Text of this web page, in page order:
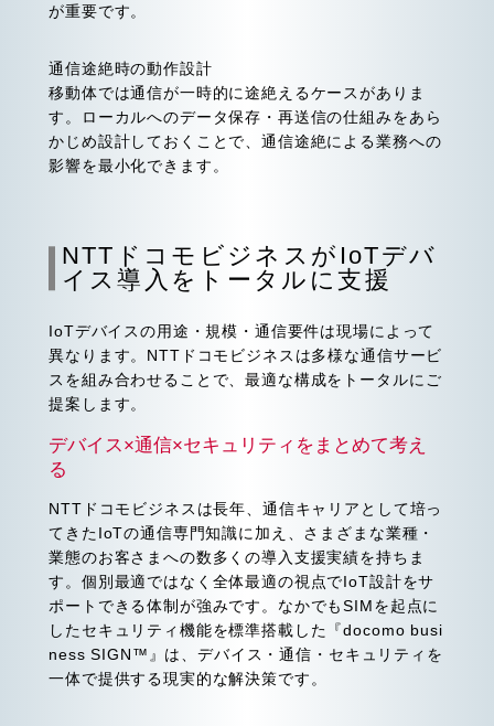
が重要です。
通信途絶時の動作設計
移動体では通信が一時的に途絶えるケースがありま
す。ローカルへのデータ保存・再送信の仕組みをあら
かじめ設計しておくことで、通信途絶による業務への
影響を最小化できます。
NTTドコモビジネスがIoTデバ
イス導入をトータルに支援
IoTデバイスの用途・規模・通信要件は現場によって
異なります。NTTドコモビジネスは多様な通信サービ
スを組み合わせることで、最適な構成をトータルにご
提案します。
デバイス×通信×セキュリティをまとめて考え
る
NTTドコモビジネスは長年、通信キャリアとして培っ
てきたIoTの通信専門知識に加え、さまざまな業種・
業態のお客さまへの数多くの導入支援実績を持ちま
す。個別最適ではなく全体最適の視点でIoT設計をサ
ポートできる体制が強みです。なかでもSIMを起点に
したセキュリティ機能を標準搭載した『docomo busi
ness SIGN™』は、デバイス・通信・セキュリティを
一体で提供する現実的な解決策です。